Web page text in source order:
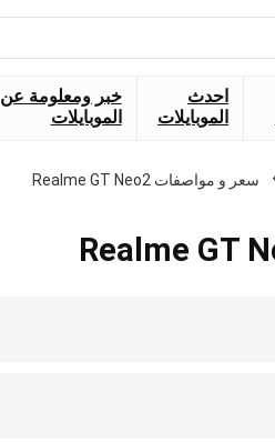
احدث
الموبايلات
خبر ومعلومة عن
الموبايلات
سعر و مواصفات Realme GT Neo2